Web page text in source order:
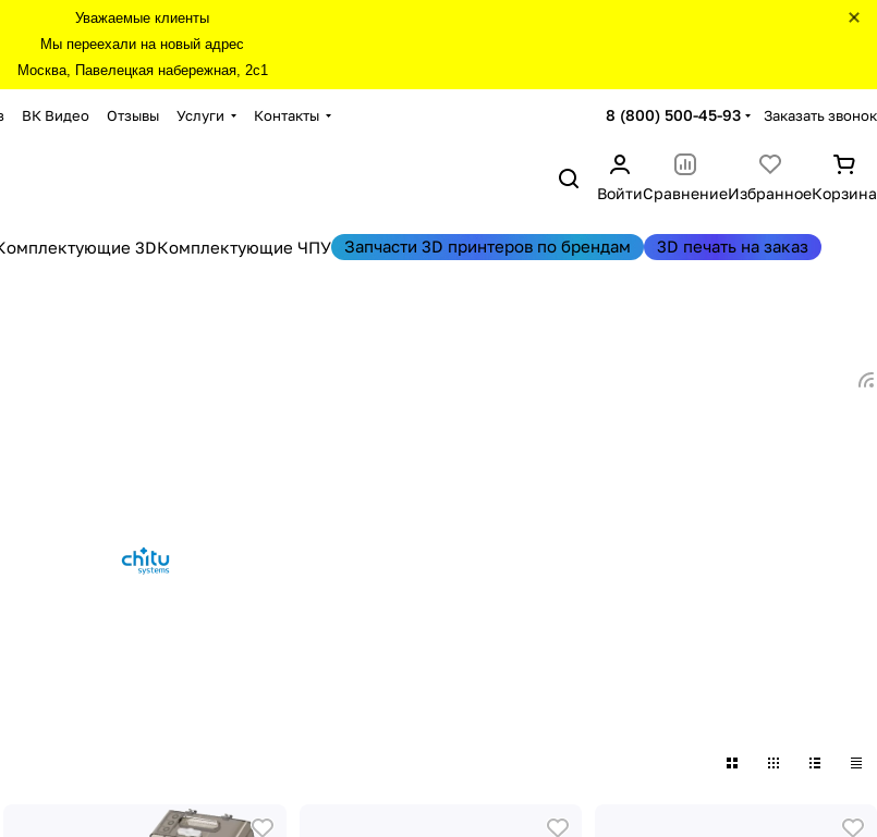
Уважаемые клиенты
Мы переехали на новый адрес
Москва, Павелецкая набережная, 2с1
ВК Видео Отзывы Услуги Контакты 8 (800) 500-45-93 Заказать звонок
ВойтиСравнениеИзбранноеКорзина
3DКомплектующие ЧПУ Запчасти 3D принтеров по брендам 3D печать на заказ